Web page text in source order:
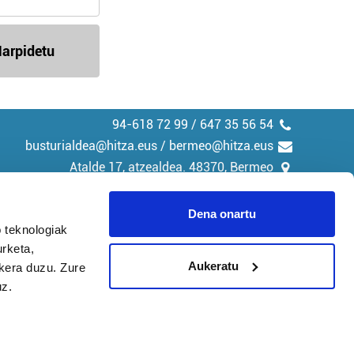
duzu. Zure
Dena onartu
Aukeratu
94-618 72 99 / 647 35 56 54
busturialdea@hitza.eus / bermeo@hitza.eus
Atalde 17, atzealdea. 48370, Bermeo
Cookieak